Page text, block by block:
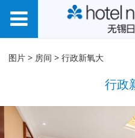
行政新氧大
图片 > 房间 >行政新氧大
行政